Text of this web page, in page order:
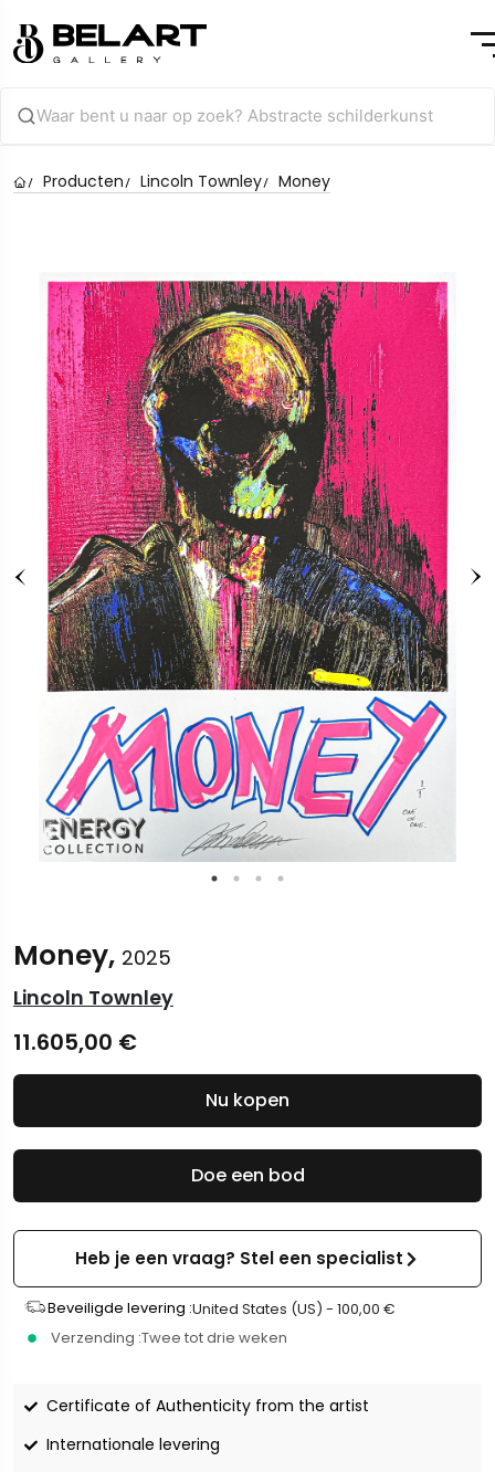
Producten Lincoln Townley Money
Money, 2025
Lincoln Townley
11.605,00 €
Doe een bod
Heb je een vraag? Stel een specialist
Beveiligde levering :United States (US) - 100,00 €
Verzending :Twee tot drie weken
Certificate of Authenticity from the artist
Internationale levering
Nu kopen